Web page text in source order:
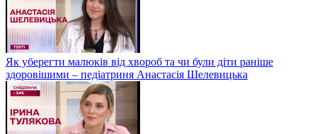
Як уберегти малюків від хвороб та чи були діти раніше
здоровішими – педіатриня Анастасія Шелевицька